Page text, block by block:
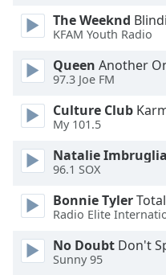
End
window.
The Weeknd
KFAM Youth Radio
Queen Another
97.3 Joe FM
Culture Club
My 101.5
Natalie Imbruglia
96.1 SOX
Bonnie Tyler
Radio Elite
No Doubt Don't
Sunny 95